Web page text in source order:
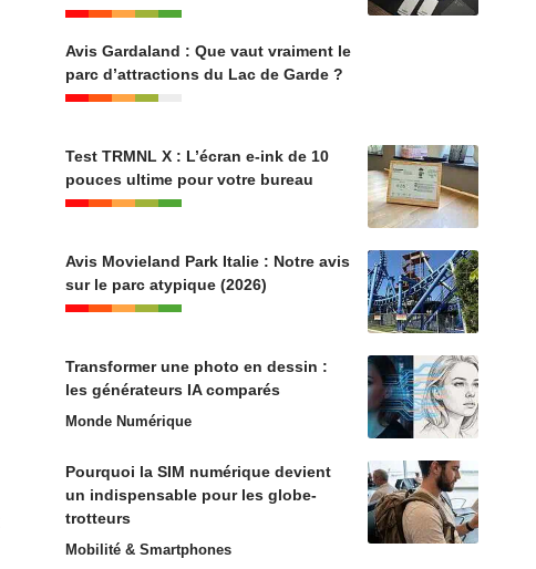
Avis Gardaland : Que vaut vraiment le
parc d’attractions du Lac de Garde ?
Test TRMNL X : L’écran e-ink de 10
pouces ultime pour votre bureau
Avis Movieland Park Italie : Notre avis
sur le parc atypique (2026)
Transformer une photo en dessin :
les générateurs IA comparés
Monde Numérique
Pourquoi la SIM numérique devient
un indispensable pour les globe-
trotteurs
Mobilité & Smartphones